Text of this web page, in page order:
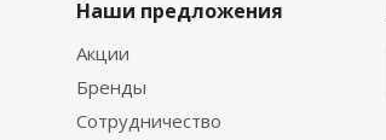
Наши предложения
Акции
Бренды
Сотрудничество